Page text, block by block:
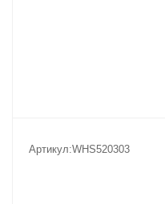
Артикул:WHS520303